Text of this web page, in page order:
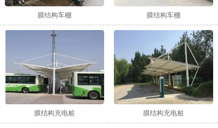
1 3
膜结构车棚 膜结构车棚
膜结构充电桩 膜结构充电桩